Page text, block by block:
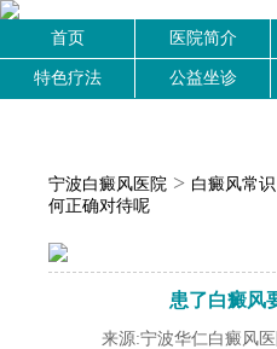
首页 医院简介
特色疗法 公益坐诊
宁波白癜风医院 > 白癜风常识
何正确对待呢
患了白癜风
来源:宁波华仁白癜风